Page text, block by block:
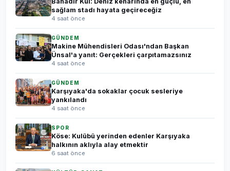
sağlam stadı hayata geçireceğiz
4 saat önce
GÜNDEM
Makine Mühendisleri Odası'ndan Başkan
Ünsal'a yanıt: Gerçekleri çarpıtamazsınız
4 saat önce
GÜNDEM
Karşıyaka'da sokaklar çocuk sesleriye
yankılandı
4 saat önce
SPOR
Köse: Kulübü yerinden edenler Karşıyaka
halkının aklıyla alay etmektir
6 saat önce